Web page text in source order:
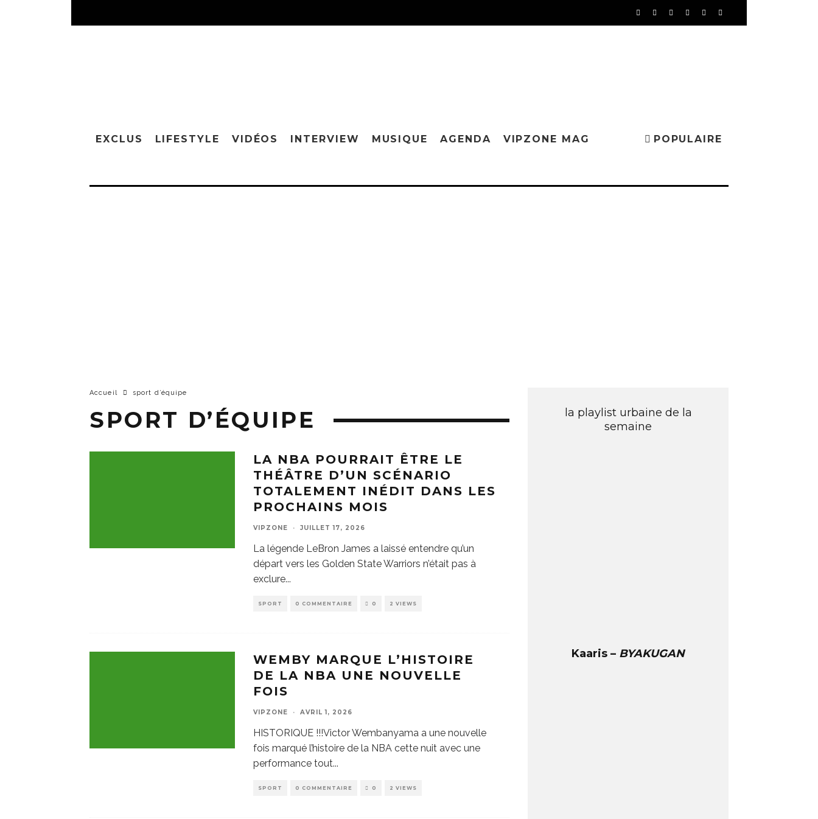
EXCLUS LIFESTYLE VIDÉOS INTERVIEW MUSIQUE AGENDA VIPZONE MAG POPULAIRE
Accueil sport d’équipe
SPORT D’ÉQUIPE
LA NBA POURRAIT ÊTRE LE
THÉÂTRE D’UN SCÉNARIO
TOTALEMENT INÉDIT DANS LES
PROCHAINS MOIS
VIPZONE · JUILLET 17, 2026
La légende LeBron James a laissé entendre qu’un
départ vers les Golden State Warriors n’était pas à
exclure...
SPORT 0 COMMENTAIRE 0 2 VIEWS
WEMBY MARQUE L’HISTOIRE
DE LA NBA UNE NOUVELLE
FOIS
VIPZONE · AVRIL 1, 2026
HISTORIQUE !!!Victor Wembanyama a une nouvelle
fois marqué l’histoire de la NBA cette nuit avec une
performance tout...
SPORT 0 COMMENTAIRE 0 2 VIEWS
la playlist urbaine de la
semaine
Kaaris – BYAKUGAN